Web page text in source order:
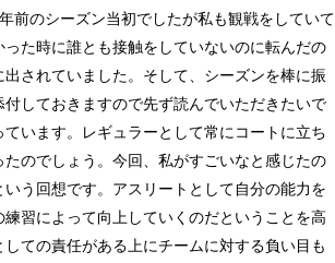
前のシーズン当初でしたが私も観戦をしていて
た時に誰とも接触をしていないのに転んだの
されていました。そして、シーズンを棒に振
しておきますので先ず読んでいただきたいで
います。レギュラーとして常にコートに立ち
のでしょう。今回、私がすごいなと感じたの
う回想です。アスリートとして自分の能力を
習によって向上していくのだということを高
ての責任がある上にチームに対する負い目も